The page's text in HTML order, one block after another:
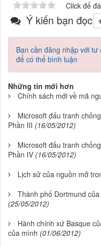
Click để
Ý kiến bạn đọc
Bạn cần đăng nhập với tư
để có thể bình luận
Những tin mới hơn
Chính sách mới về mã
Microsoft đấu tranh
Phần III (16/05/2012)
Microsoft đấu tranh
Phần IV (16/05/2012)
Lịch sử của nguồn mở
Thành phố Dortmund
(25/05/2012)
Hành chính xứ Basque
của mình (01/06/2012)